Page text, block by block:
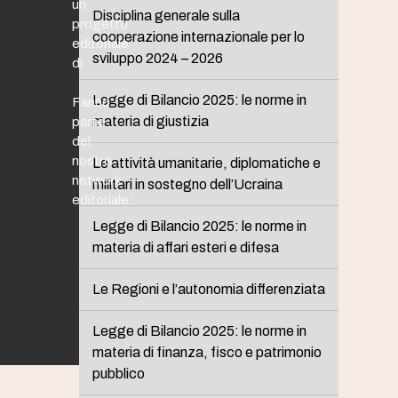
Disciplina generale sulla
cooperazione internazionale per lo
sviluppo 2024 – 2026
Legge di Bilancio 2025: le norme in
materia di giustizia
Le attività umanitarie, diplomatiche e
militari in sostegno dell’Ucraina
Legge di Bilancio 2025: le norme in
materia di affari esteri e difesa
Le Regioni e l’autonomia differenziata
Legge di Bilancio 2025: le norme in
materia di finanza, fisco e patrimonio
pubblico
un
progetto
editoriale
di
Fanno
parte
del
nostro
network
editoriale: